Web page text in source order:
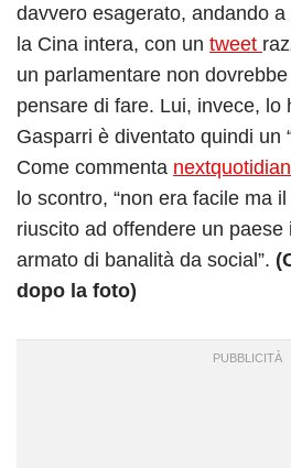
davvero esagerato, andando
la Cina intera, con un tweet
un parlamentare non
pensare di fare. Lui, invece, lo
Gasparri è diventato quindi un
Come commenta
lo scontro, “non era facile ma
riuscito ad offendere un
armato di banalità da social”.
dopo la foto)